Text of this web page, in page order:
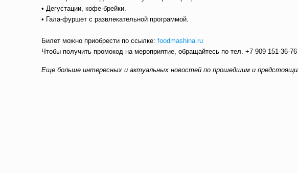
• Дегустации, кофе-брейки.
• Гала-фуршет с развлекательной программой.
Билет можно приобрести по ссылке: foodmashina.ru
Чтобы получить промокод на мероприятие, обращайтесь по тел. +7 909 151-36-76
Еще больше интересных и актуальных новостей по прошедшим и